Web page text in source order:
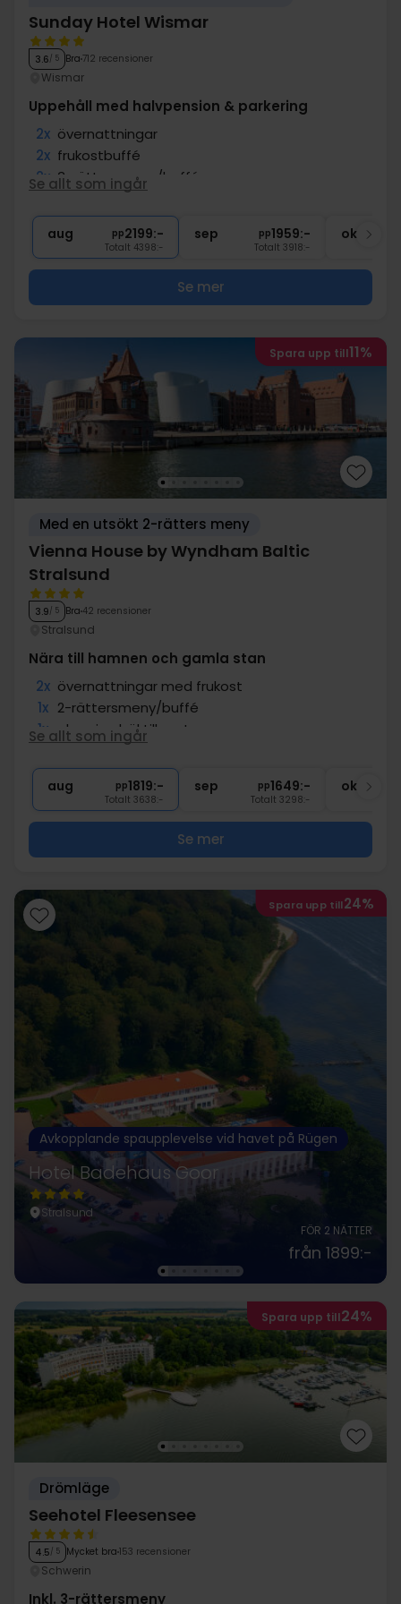
Sunday Hotel Wismar
3.6/ 5 Bra 712 recensioner
Wismar
Uppehåll med halvpension & parkering
2x övernattningar
2x frukostbuffé
2x 3-rättersmeny/buffé
Fri tillgång till bastu och pool
∞ Gratis parkering vid hotellet
Se allt som ingår
aug pp2199:-
Totalt 4398:-
sep pp1959:-
Totalt 3918:-
okt
Se mer
Spara upp till11%
Med en utsökt 2-rätters meny
Vienna House by Wyndham Baltic
Stralsund
3.9/ 5 Bra 42 recensioner
Stralsund
Nära till hamnen och gamla stan
2x övernattningar med frukost
1x 2-rättersmeny/buffé
1x glas vin el. öl till maten
Tillgång till bastu
∞ Tillgång till gym
Se allt som ingår
aug pp1819:-
Totalt 3638:-
sep pp1649:-
Totalt 3298:-
okt
Se mer
Spara upp till24%
Avkopplande spaupplevelse vid havet på Rügen
Hotel Badehaus Goor
Stralsund
FÖR 2 NÄTTER
från 1899:-
Spara upp till24%
Drömläge
Seehotel Fleesensee
4.5/ 5 Mycket bra 153 recensioner
Schwerin
Inkl. 3-rättersmeny